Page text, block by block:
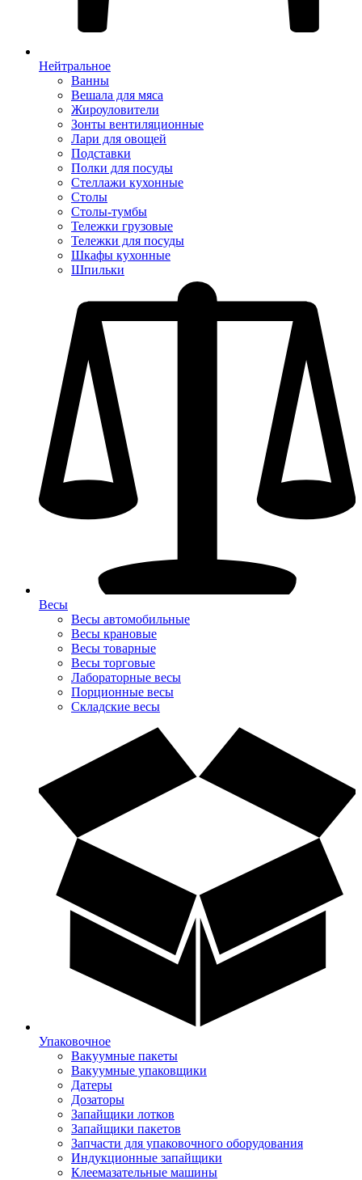
Нейтральное
Ванны
Вешала для мяса
Жироуловители
Зонты вентиляционные
Лари для овощей
Подставки
Полки для посуды
Стеллажи кухонные
Столы
Столы-тумбы
Тележки грузовые
Тележки для посуды
Шкафы кухонные
Шпильки
Весы
Весы автомобильные
Весы крановые
Весы товарные
Весы торговые
Лабораторные весы
Порционные весы
Складские весы
Упаковочное
Вакуумные пакеты
Вакуумные упаковщики
Датеры
Дозаторы
Запайщики лотков
Запайщики пакетов
Запчасти для упаковочного оборудования
Индукционные запайщики
Клеемазательные машины